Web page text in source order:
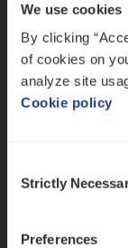
We use cookies
By clicking
of cookies on
analyze site
Cookie policy
Selection
Strictly
Preferences
Lees onze
Meer dan
versterken
Mathias houdt